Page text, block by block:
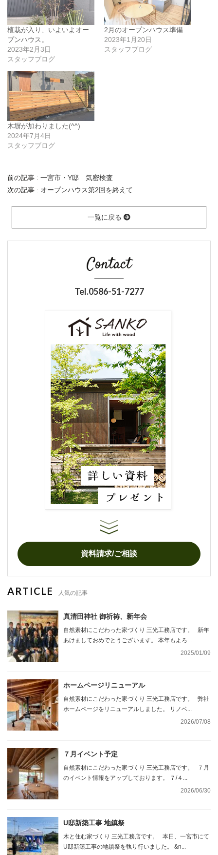
植栽が入り、いよいよオー
プンハウス。
2023年2月3日
スタッフブログ
2月のオープンハウス準備
2023年1月20日
スタッフブログ
木塀が加わりました(^^)
2024年7月4日
スタッフブログ
前の記事 : 一宮市・Y邸 気密検査
次の記事 : オープンハウス第2回を終えて
一覧に戻る
Contact
Tel.0586-51-7277
資料請求/ご相談
ARTICLE 人気の記事
真清田神社 御祈祷、新年会
自然素材にこだわった家づくり 三光工務店です。 新年
あけましておめでとうございます。 本年もよろ...
2025/01/09
ホームページリニューアル
自然素材にこだわった家づくり 三光工務店です。 弊社
ホームページをリニューアルしました。 リノベ...
2026/07/08
７月イベント予定
自然素材にこだわった家づくり 三光工務店です。 ７月
のイベント情報をアップしております。 ７/４...
2026/06/30
U邸新築工事 地鎮祭
木と住む家づくり 三光工務店です。 本日、一宮市にて
U邸新築工事の地鎮祭を執り行いました。 &n...